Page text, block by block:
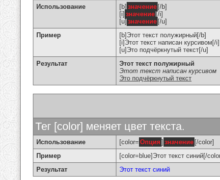
Использование [b] значение [/b]
[i] значение [/i]
[u] значение [/u]
Пример
[b]Этот текст полужирный[/b]
[i]Этот текст написан курсивом[/i]
[u]Это подчёркнутый текст[/u]
Результат
Этот текст полужирный
Этот текст написан курсивом
Это подчёркнутый текст
Тег [color] меняет цвет текста.
Использование [color= Опция ] значение [/color]
Пример
[color=blue]Этот текст синий[/
Результат
Этот текст синий